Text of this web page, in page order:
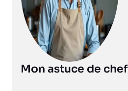
Mon astuce de chef